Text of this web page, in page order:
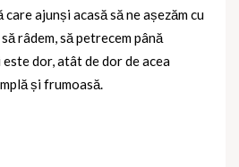
ajunși acasă să ne așezăm cu
râdem, să petrecem până
dor, atât de dor de acea
și frumoasă.